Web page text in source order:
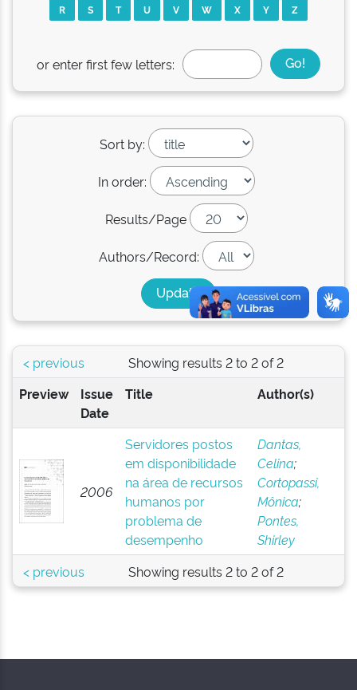
R
S T U V W X Y Z
or enter first few letters:
Sort by:
In order:
Results/Page
Authors/Record:
Showing results 2 to 2 of 2
< previous
Preview
Issue
Date
Title Author(s)
2006
Servidores postos
em disponibilidade
na área de recursos
humanos por
problema de
desempenho
Dantas,
Celina;
Cortopassi,
Mônica;
Pontes,
Shirley
Showing results 2 to 2 of 2
< previous